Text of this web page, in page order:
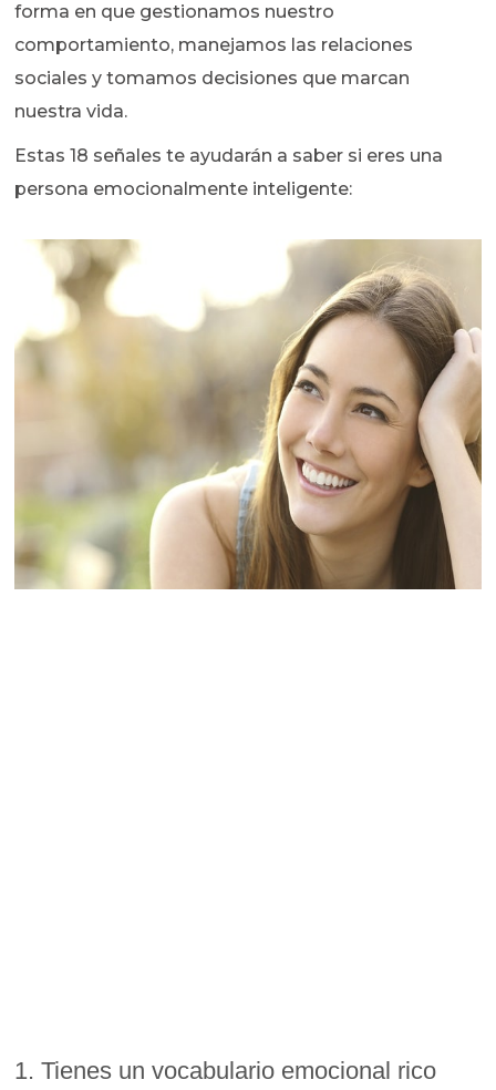
forma en que gestionamos nuestro
comportamiento, manejamos las relaciones
sociales y tomamos decisiones que marcan
nuestra vida.
Estas 18 señales te ayudarán a saber si eres una
persona emocionalmente inteligente:
1. Tienes un vocabulario emocional rico